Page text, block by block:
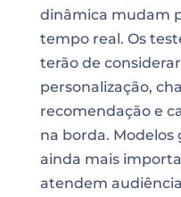
dinâmica mudam
tempo real. Os
terão de
personalização,
recomendação e
na borda. Modelos
ainda mais
atendem